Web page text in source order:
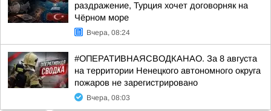
раздражение, Турция хочет договорняк на
Чёрном море
Вчера, 08:24
#ОПЕРАТИВНАЯСВОДКАНАО. За 8 августа
на территории Ненецкого автономного округа
пожаров не зарегистрировано
Вчера, 08:03